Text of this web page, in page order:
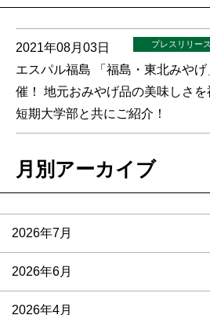
2021年08月03日 プレスリリース
エスパル福島 「福島・東北みや
催！ 地元おみやげ品の美味しさ
短期大学部と共にご紹介！
月別アーカイブ
2026年7月
2026年6月
2026年4月